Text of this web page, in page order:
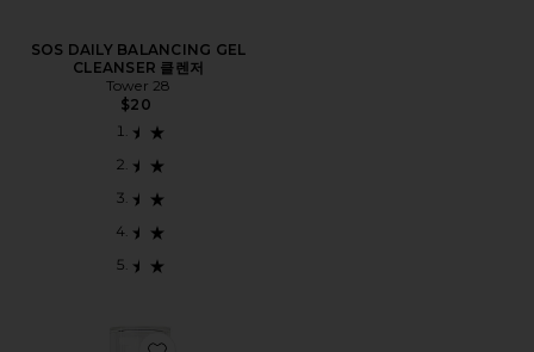
SOS DAILY BALANCING GEL
CLEANSER 클렌저
Tower 28
$20